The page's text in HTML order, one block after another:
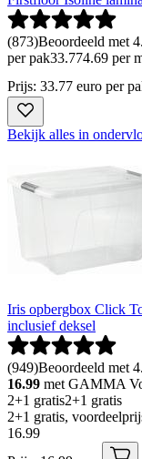
(873)Beoordeeld met
per pak33.774.69 per
Prijs: 33.77 euro per
Bekijk alles in
Iris opbergbox Click
inclusief deksel
(949)Beoordeeld met
16.99 met GAMMA
2+1 gratis2+1 gratis
2+1 gratis,
16.99